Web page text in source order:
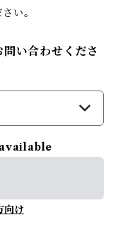
い。
い合わせくださ
向け